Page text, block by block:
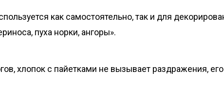
как самостоятельно, так и для
пуха норки, ангоры».
хлопок с пайетками не вызывает раздражения, его